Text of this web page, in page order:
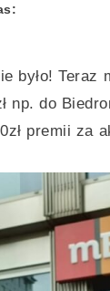
było! Teraz
np. do
premii za